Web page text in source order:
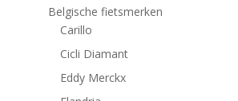
Belgische fietsmerken
Carillo
Cicli Diamant
Eddy Merckx